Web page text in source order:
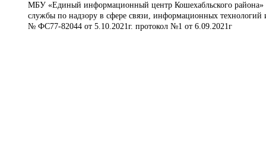
МБУ «Единый информационный центр Кошехабльского района»
службы по надзору в сфере связи, информационных
№ ФС77-82044 от 5.10.2021г. протокол №1 от 6.09.2021г